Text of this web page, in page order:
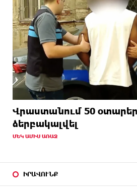
Վրաստանում 50
ձերբակալվել
ՄԵԿ ԱՄԻՍ ԱՌԱՋ
ԻՐԱՎՈՒՆՔ